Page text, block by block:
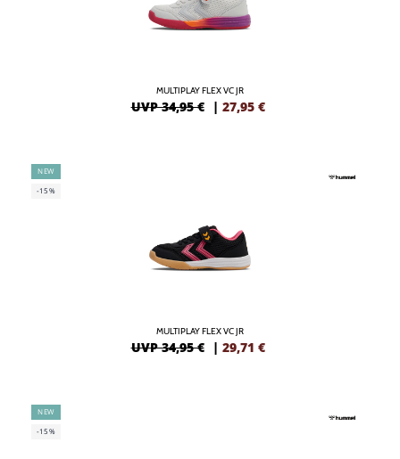
MULTIPLAY FLEX VC JR
UVP 34,95 € | 27,95 €
NEW
-15%
MULTIPLAY FLEX VC JR
UVP 34,95 € | 29,71 €
NEW
-15%